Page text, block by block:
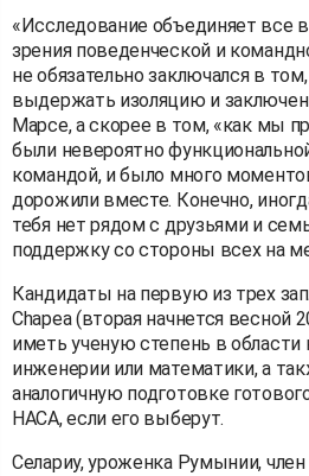
«Исследование объединяет все
зрения поведенческой и
не обязательно заключался в
выдержать изоляцию и
Марсе, а скорее в том, «как мы
были невероятно
командой, и было много
дорожили вместе. Конечно,
тебя нет рядом с друзьями и
поддержку со стороны всех на
Кандидаты на первую из трех
Chapea (вторая начнется весной
иметь ученую степень в области
инженерии или математики, а
аналогичную подготовке
НАСА, если его выберут.
Селариу, уроженка Румынии,